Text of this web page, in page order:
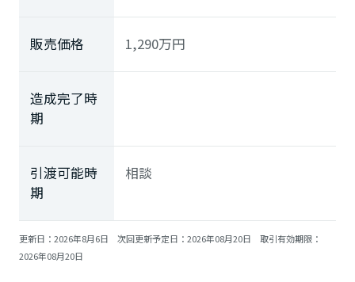
販売価格 1,290万円
造成完了時
期
引渡可能時
期
相談
更新日：2026年8月6日 次回更新予定日：2026年08月20日 取引有効期限：
2026年08月20日